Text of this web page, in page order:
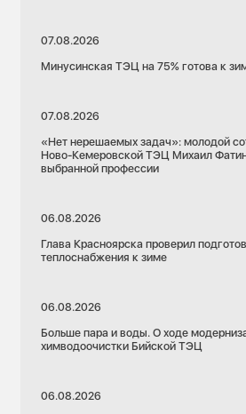
07.08.2026
Минусинская ТЭЦ на 75% готова к
07.08.2026
«Нет нерешаемых задач»: молодой
Ново-Кемеровской ТЭЦ Михаил
выбранной профессии
06.08.2026
Глава Красноярска проверил
теплоснабжения к зиме
06.08.2026
Больше пара и воды. О ходе
химводоочистки Бийской ТЭЦ
06.08.2026